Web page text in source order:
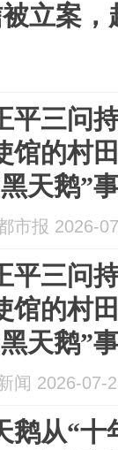
立案，
平三问
馆的村
天鹅”
质疑，
市报 2026-
平三问
馆的村
天鹅”
质疑，
闻 2026-07-
鹅从“十